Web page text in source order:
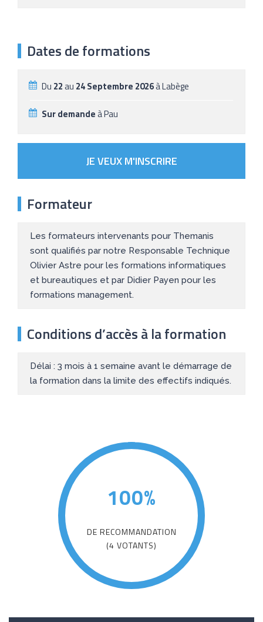
Dates de formations
Du 22au 24 Septembre 2026à Labège
Sur demandeà Pau
JE VEUX M'INSCRIRE
Formateur
Les formateurs intervenants pour Themanis
sont qualifiés par notre Responsable Technique
Olivier Astre pour les formations informatiques
et bureautiques et par Didier Payen pour les
formations management.
Conditions d’accès à la formation
Délai : 3 mois à 1 semaine avant le démarrage de
la formation dans la limite des effectifs indiqués.
100%
DE RECOMMANDATION
(4 VOTANTS)